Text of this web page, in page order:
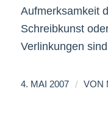
Aufmerksamkeit
Schreibkunst
Verlinkungen
4. MAI 2007 / VON